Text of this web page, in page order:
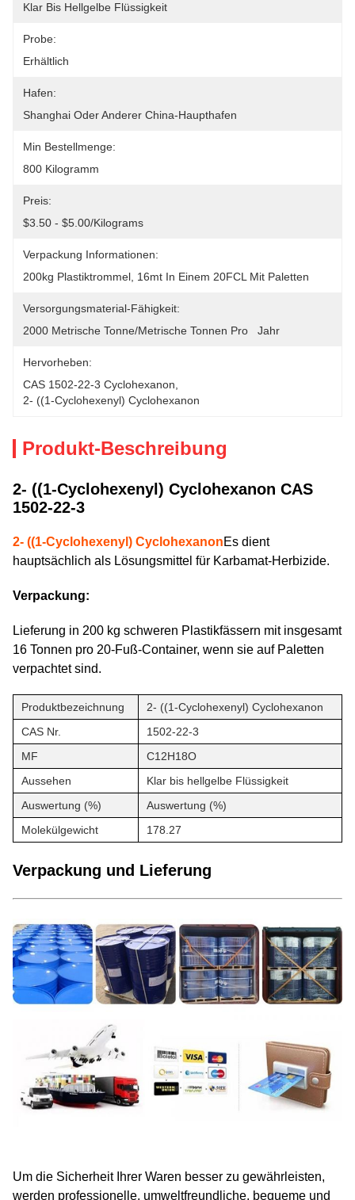
Klar Bis Hellgelbe Flüssigkeit
Probe:
Erhältlich
Hafen:
Shanghai Oder Anderer China-Haupthafen
Min Bestellmenge:
800 Kilogramm
Preis:
$3.50 - $5.00/Kilograms
Verpackung Informationen:
200kg Plastiktrommel, 16mt In Einem 20FCL Mit Paletten
Versorgungsmaterial-Fähigkeit:
2000 Metrische Tonne/metrische Tonnen Pro   Jahr
Hervorheben:
CAS 1502-22-3 Cyclohexanon
2- ((1-Cyclohexenyl) Cyclohexanon
Produkt-Beschreibung
2- ((1-Cyclohexenyl) Cyclohexanon CAS
1502-22-3
2- ((1-Cyclohexenyl) CyclohexanonEs dient
hauptsächlich als Lösungsmittel für Karbamat-Herbizide.
Verpackung:
Lieferung in 200 kg schweren Plastikfässern mit insgesamt
16 Tonnen pro 20-Fuß-Container, wenn sie auf Paletten
verpachtet sind.
Produktbezeichnung
2- ((1-Cyclohexenyl) Cyclohexanon
CAS Nr.
1502-22-3
MF
C12H18O
Aussehen
Klar bis hellgelbe Flüssigkeit
Auswertung (%)
Auswertung (%)
Molekülgewicht
178.27
Verpackung und Lieferung
Um die Sicherheit Ihrer Waren besser zu gewährleisten,
werden professionelle, umweltfreundliche, bequeme und